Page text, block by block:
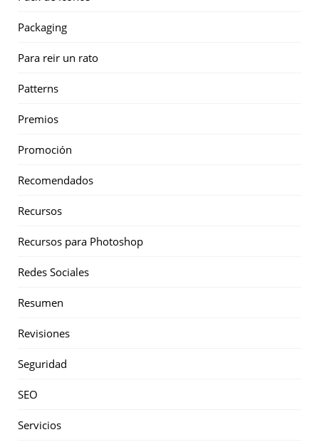
Packaging
Para reir un rato
Patterns
Premios
Promoción
Recomendados
Recursos
Recursos para Photoshop
Redes Sociales
Resumen
Revisiones
Seguridad
SEO
Servicios